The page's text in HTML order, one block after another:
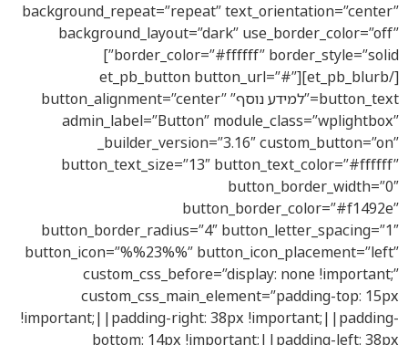
background_repeat=”repeat” text_orientation=”center”
background_layout=”dark” use_border_color=”off”
border_color=”#ffffff” border_style=”solid”]
[/et_pb_blurb][et_pb_button button_url=”#”
button_text=”למידע נוסף” button_alignment=”center”
admin_label=”Button” module_class=”wplightbox”
_builder_version=”3.16″ custom_button=”on”
button_text_size=”13″ button_text_color=”#ffffff”
button_border_width=”0″
button_border_color=”#f1492e”
button_border_radius=”4″ button_letter_spacing=”1″
button_icon=”%%23%%” button_icon_placement=”left”
custom_css_before=”display: none !important;”
custom_css_main_element=”padding-top: 15px
!important;||padding-right: 38px !important;||padding-
bottom: 14px !important;||padding-left: 38px